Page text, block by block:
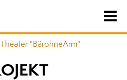
Theater "BärohneArm"